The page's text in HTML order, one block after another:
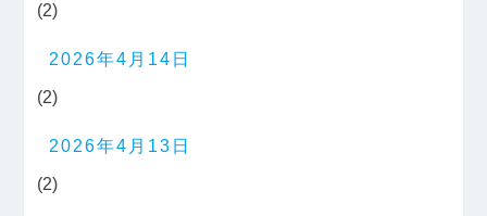
(2)
2026年4月14日
(2)
2026年4月13日
(2)